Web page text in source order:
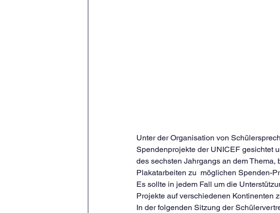
Unter der Organisation von
Spendenprojekte der UNICEF gesichtet
des sechsten Jahrgangs an dem
Plakatarbeiten zu  möglichen Spenden-
Es sollte in jedem Fall um die
Projekte auf verschiedenen Kontinenten
In der folgenden Sitzung der